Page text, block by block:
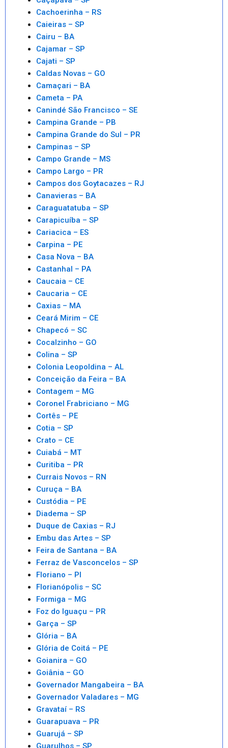
Cachoerinha – RS
Caieiras – SP
Cairu – BA
Cajamar – SP
Cajati – SP
Caldas Novas – GO
Camaçari – BA
Cameta – PA
Canindé São Francisco – SE
Campina Grande – PB
Campina Grande do Sul – PR
Campinas – SP
Campo Grande – MS
Campo Largo – PR
Campos dos Goytacazes – RJ
Canavieras – BA
Caraguatatuba – SP
Carapicuíba – SP
Cariacica – ES
Carpina – PE
Casa Nova – BA
Castanhal – PA
Caucaia – CE
Caucaria – CE
Caxias – MA
Ceará Mirim – CE
Chapecó – SC
Cocalzinho – GO
Colina – SP
Colonia Leopoldina – AL
Conceição da Feira – BA
Contagem – MG
Coronel Frabriciano – MG
Cortês – PE
Cotia – SP
Crato – CE
Cuiabá – MT
Curitiba – PR
Currais Novos – RN
Curuça – BA
Custódia – PE
Diadema – SP
Duque de Caxias – RJ
Embu das Artes – SP
Feira de Santana – BA
Ferraz de Vasconcelos – SP
Floriano – PI
Florianópolis – SC
Formiga – MG
Foz do Iguaçu – PR
Garça – SP
Glória – BA
Glória de Coitá – PE
Goianira – GO
Goiânia – GO
Governador Mangabeira – BA
Governador Valadares – MG
Gravataí – RS
Guarapuava – PR
Guarujá – SP
Guarulhos – SP